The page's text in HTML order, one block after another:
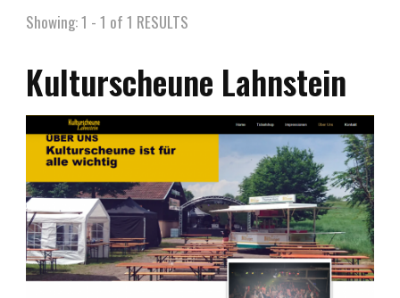
Showing: 1 - 1 of 1 RESULTS
Kulturscheune Lahnstein